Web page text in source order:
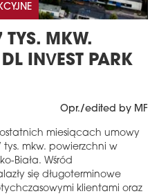
MKW.
INVEST PARK
Opr./edited by MF
miesiącach umowy
mkw. powierzchni w
Biała. Wśród
się długoterminowe
klientami oraz